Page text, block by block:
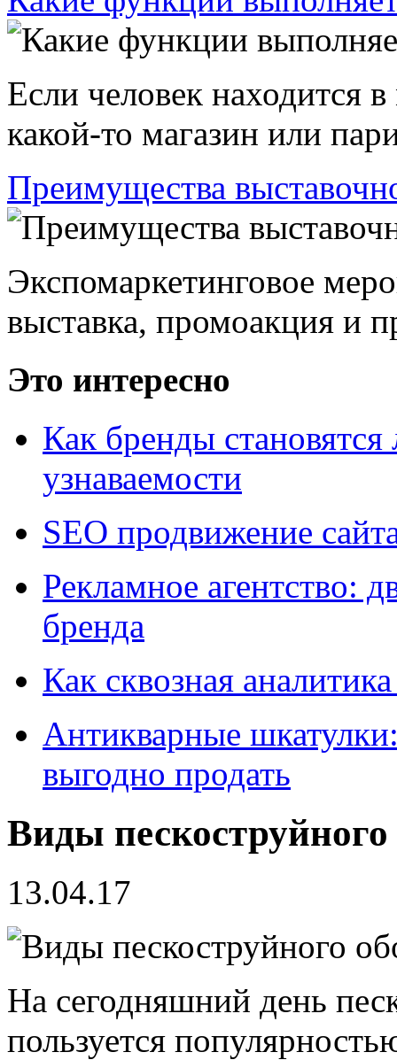
Если человек находится
какой-то магазин или
Преимущества
Экспомаркетинговое
выставка, промоакция и
Это интересно
Как бренды
узнаваемости
SEO продвижение
Рекламное агентство:
бренда
Как сквозная
Антикварные
выгодно продать
Виды пескоструйного
13.04.17
На сегодняшний день
пользуется